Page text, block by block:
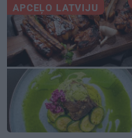
APCEĻO LATVIJU